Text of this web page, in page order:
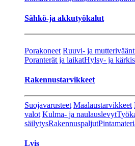
Sähkö-ja akkutyökalut
Porakoneet Ruuvi- ja
Poranterät ja laikatHylsy- ja
Rakennustarvikkeet
Suojavarusteet Maalaustarvikkeet
valot Kulma- ja naulauslevyt
säilytysRakennuspaljut
Lvis